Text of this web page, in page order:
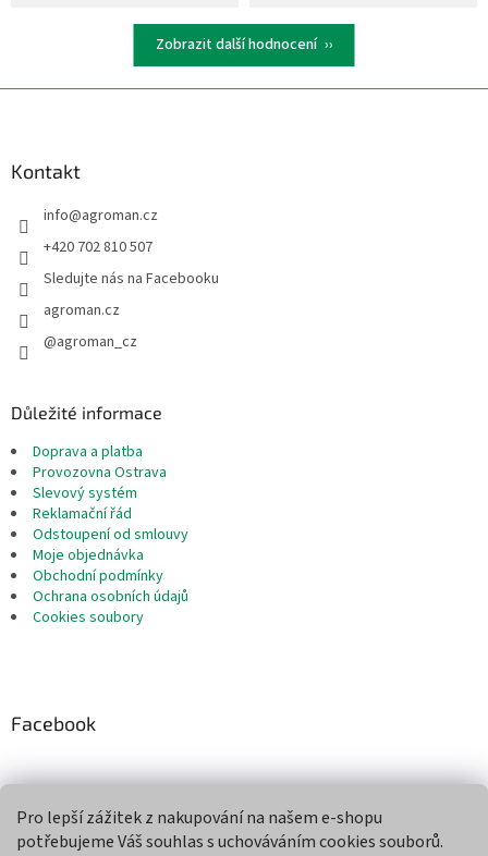
Pro lepší zážitek z nakupování na našem e-shopu
potřebujeme Váš souhlas s uchováváním cookies souborů.
Zobrazit další hodnocení
Kontakt
info@agroman.cz
+420 702 810 507
Sledujte nás na Facebooku
agroman.cz
@agroman_cz
Důležité informace
Doprava a platba
Provozovna Ostrava
Slevový systém
Reklamační řád
Odstoupení od smlouvy
Moje objednávka
Obchodní podmínky
Ochrana osobních údajů
Cookies soubory
Facebook
Přijímáme online platby